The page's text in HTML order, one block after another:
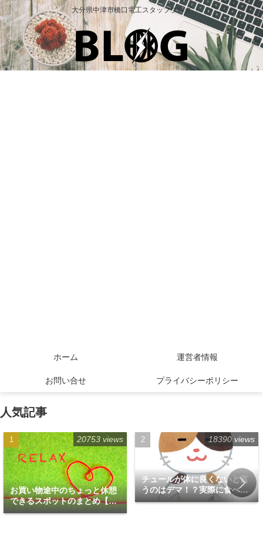
大分県中津市橋口電工スタッフブログ
ホーム 運営者情報
お問い合せ プライバシーポリシー
人気記事
お買い物途中のちょっと休憩
できるスポットのまとめ【福
岡天神エリア編】
20753 views
チュールが体に良くないと言
うのはデマ！？実際に食べて
みた！
18390 views